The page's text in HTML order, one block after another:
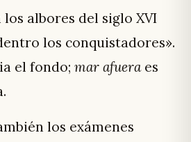
los albores del siglo XVI
los conquistadores».
el fondo; mar afueraes
los exámenes